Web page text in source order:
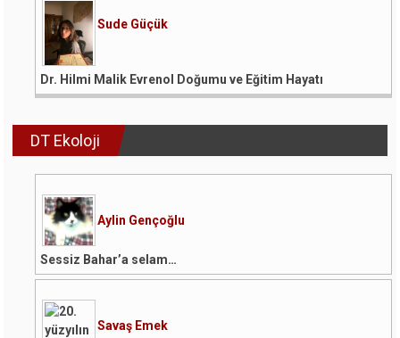
Sude Güçük
Dr. Hilmi Malik Evrenol Doğumu ve Eğitim Hayatı
DT Ekoloji
Aylin Gençoğlu
Sessiz Bahar’a selam…
Savaş Emek